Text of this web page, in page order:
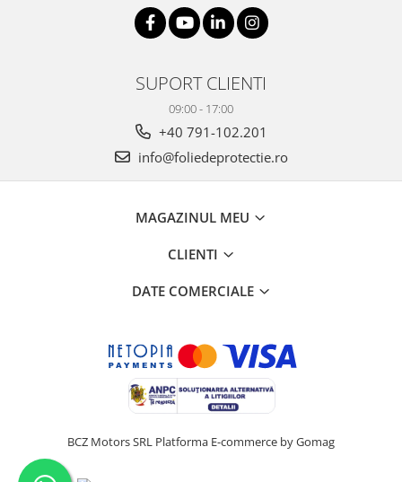
SUPORT CLIENTI
09:00 - 17:00
+40 791-102.201
info@foliedeprotectie.ro
MAGAZINUL MEU
CLIENTI
DATE COMERCIALE
BCZ Motors SRL Platforma E-commerce by Gomag